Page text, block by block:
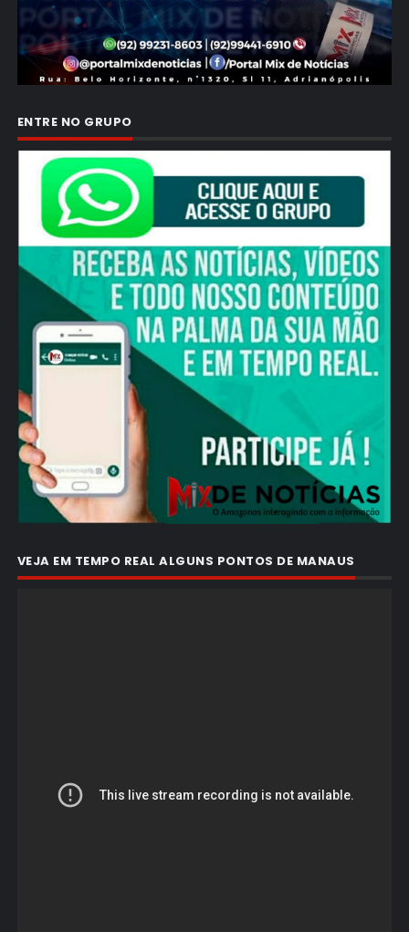
ENTRE NO GRUPO
VEJA EM TEMPO REAL ALGUNS PONTOS DE MANAUS